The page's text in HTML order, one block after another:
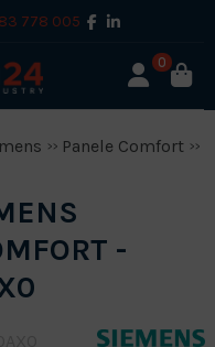
778 005
0
Panele Comfort
-